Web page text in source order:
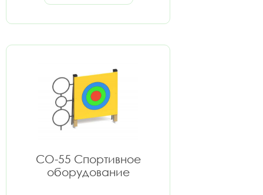
СО-55 Спортивное
оборудование